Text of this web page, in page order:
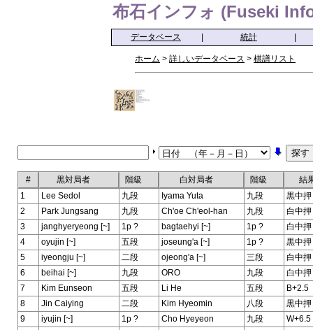
布石インフォ (Fuseki
データベース 統計
ホーム > 詳しいデータベース > 棋譜リスト
# 黒対局者 階級 白対局者 階級
結
1
Lee Sedol 九段 Iyama Yuta 九段
黒中
2
Park Jungsang 九段 Ch'oe Ch'eol-han 九段
白中
3
janghyeryeong [~] 1p ? bagtaehyi [~] 1p ?
白中
4
oyujin [~] 五段 joseung'a [~] 1p ?
黒中
5
iyeongju [~] 二段 ojeong'a [~] 三段
白中
6
beihai [~] 九段 ORO 九段
白中
7
Kim Eunseon 五段 Li He 五段
B+2.5
8
Jin Caiying 二段 Kim Hyeomin 八段
黒中
9
iyujin [~] 1p ? Cho Hyeyeon 九段
W+6.5